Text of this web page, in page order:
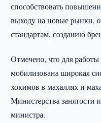
способствовать
выходу на новые рынки,
стандартам, созданию
Отмечено, что для
мобилизована широкая
хокимов в махаллях и
Министерства занятости
министра.